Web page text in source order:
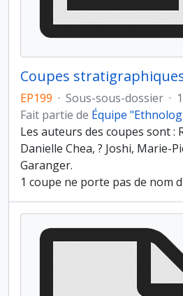
Coupes
EP199 · Sous-sous-dossier ·
Fait partie de Équipe
Les auteurs des coupes sont :
Danielle Chea, ? Joshi, Marie-
Garanger.
1 coupe ne porte pas de nom